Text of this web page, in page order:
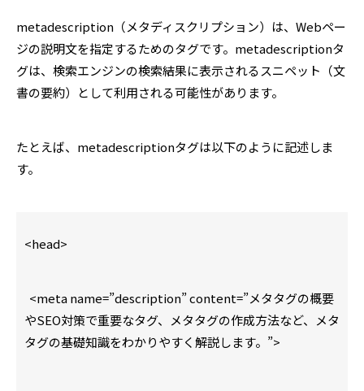
metadescription（メタディスクリプション）は、Webペー
ジの説明文を指定するためのタグです。metadescriptionタ
グは、検索エンジンの検索結果に表示されるスニペット（文
書の要約）として利用される可能性があります。
たとえば、metadescriptionタグは以下のように記述しま
す。
<head>
<meta name=”description” content=”メタタグの概要
やSEO対策で重要なタグ、メタタグの作成方法など、メタ
タグの基礎知識をわかりやすく解説します。”>